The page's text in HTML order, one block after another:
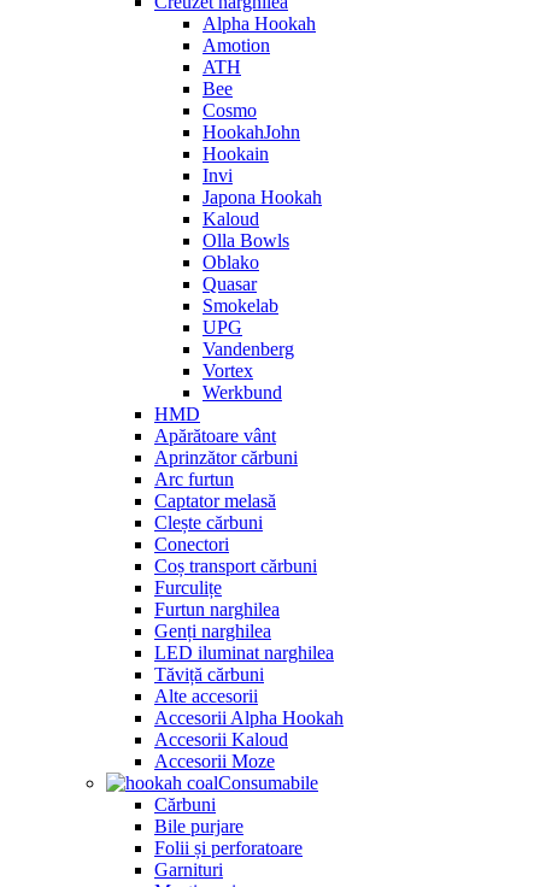
Alpha Hookah
Amotion
ATH
Bee
Cosmo
HookahJohn
Hookain
Invi
Japona Hookah
Kaloud
Olla Bowls
Oblako
Quasar
Smokelab
UPG
Vandenberg
Vortex
Werkbund
HMD
Apărătoare vânt
Aprinzător cărbuni
Arc furtun
Captator melasă
Clește cărbuni
Conectori
Coș transport cărbuni
Furculițe
Furtun narghilea
Genți narghilea
LED iluminat narghilea
Tăviță cărbuni
Alte accesorii
Accesorii Alpha Hookah
Accesorii Kaloud
Accesorii Moze
Consumabile
Cărbuni
Bile purjare
Folii și perforatoare
Garnituri